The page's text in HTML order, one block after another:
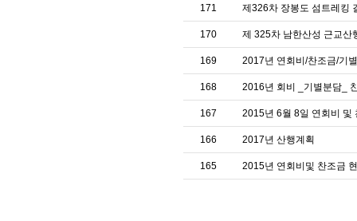
171 제326차 장봉도 섬트레킹
170 제 325차 남한산성 근교산
169 2017년 연회비/찬조금/기
168 2016년 회비 _기별분담_
167 2015년 6월 8일 연회비 및
166 2017년 산행계획
165 2015년 연회비및 찬조금